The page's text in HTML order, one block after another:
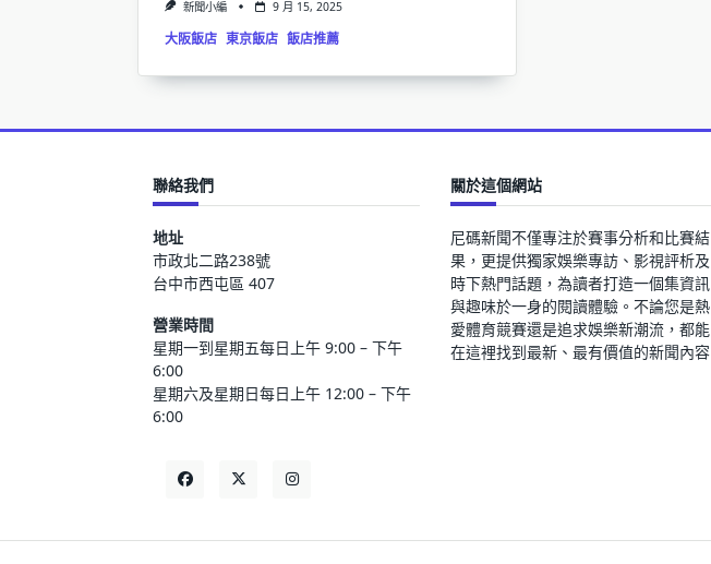
新聞小編 9 月 15, 2025
大阪飯店 東京飯店 飯店推薦
聯絡我們
地址
市政北二路238號
台中市西屯區 407
營業時間
星期一到星期五每日上午 9:00 – 下午
6:00
星期六及星期日每日上午 12:00 – 下午
6:00
關於這個網站
尼碼新聞不僅專注於賽事分析和比賽結
果，更提供獨家娛樂專訪、影視評析及
時下熱門話題，為讀者打造一個集資訊
與趣味於一身的閱讀體驗。不論您是熱
愛體育競賽還是追求娛樂新潮流，都能
在這裡找到最新、最有價值的新聞內容